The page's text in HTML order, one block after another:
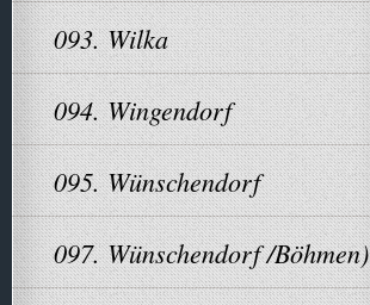
093. Wilka
094. Wingendorf
095. Wünschendorf
097. Wünschendorf /Böhmen)